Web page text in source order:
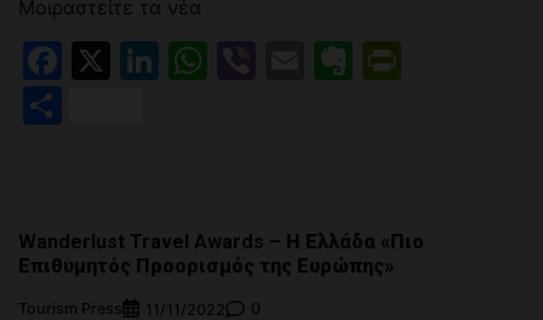
Μοιραστείτε τα νέα
Facebook
X LinkedIn
WhatsApp
ViberEmailEvernote
Wanderlust Travel Awards – Η Ελλάδα «Πιο
Επιθυμητός Προορισμός της Ευρώπης»
Tourism Press 11/11/2022 0